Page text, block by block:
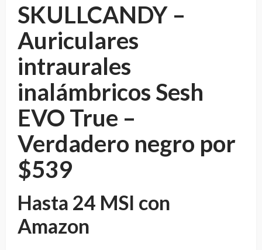
SKULLCANDY –
Auriculares
intraurales
inalámbricos Sesh
EVO True –
Verdadero negro por
$539
Hasta 24 MSI con
Amazon